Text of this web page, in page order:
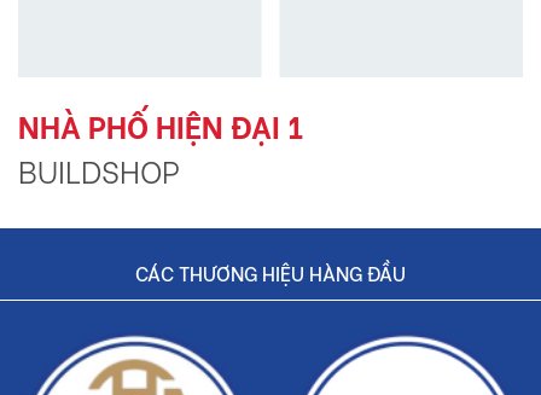
NHÀ PHỐ HIỆN ĐẠI 1
BUILDSHOP
CÁC THƯƠNG HIỆU HÀNG ĐẦU